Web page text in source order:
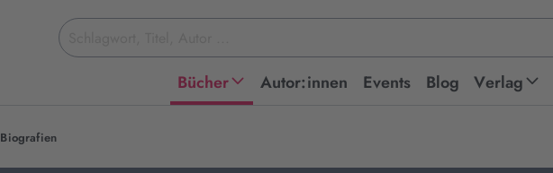
Suchbegriff
eingeben
Bücher Autor:innen Events Blog Verlag
Biografien